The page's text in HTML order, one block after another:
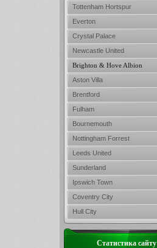
Tottenham Hortspur
Everton
Crystal Palace
Newcastle United
Brighton & Hove Albion
Aston Villa
Brentford
Fulham
Bournemouth
Nottingham Forrest
Leeds United
Sunderland
Ipswich Town
Coventry City
Hull City
Статистика сайту